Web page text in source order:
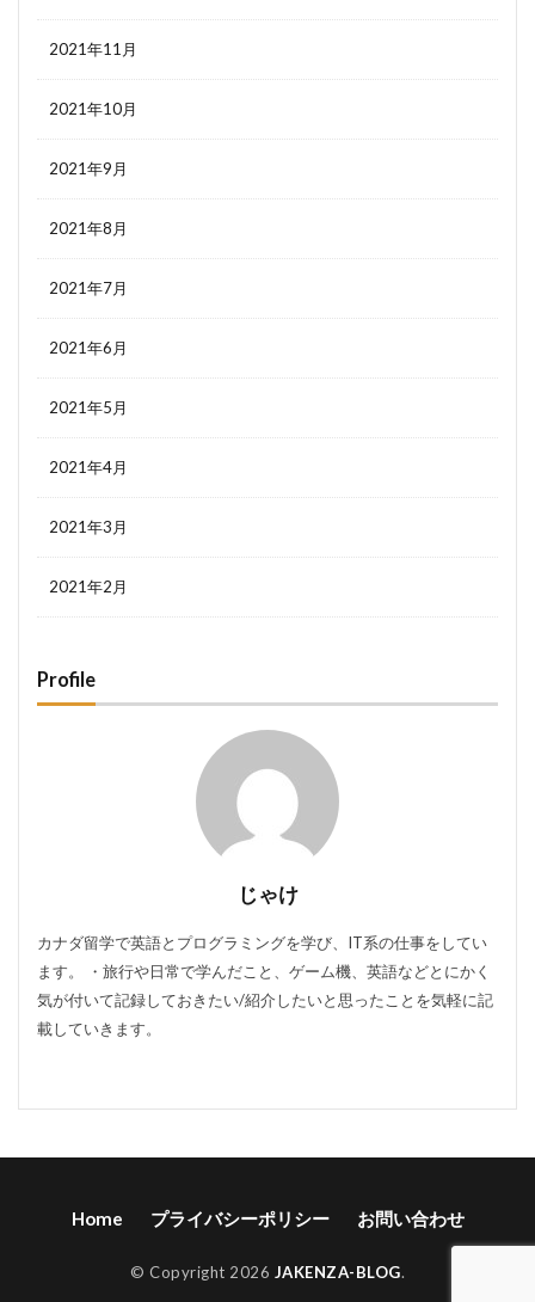
2021年11月
2021年10月
2021年9月
2021年8月
2021年7月
2021年6月
2021年5月
2021年4月
2021年3月
2021年2月
Profile
じゃけ
カナダ留学で英語とプログラミングを学び、IT系の仕事をしてい
ます。 ・旅行や日常で学んだこと、ゲーム機、英語などとにかく
気が付いて記録しておきたい/紹介したいと思ったことを気軽に記
載していきます。
Home プライバシーポリシー お問い合わせ
© Copyright 2026 JAKENZA-BLOG.